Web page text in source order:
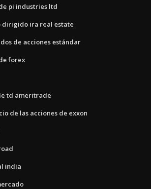
pi industries ltd
ira real estate
de acciones estándar
forex
td ameritrade
de las acciones de exxon
india